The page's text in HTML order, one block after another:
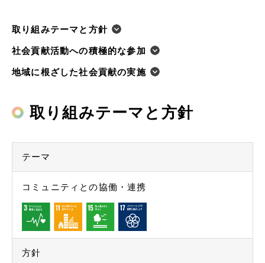
サステナビリティ
株主・投資家情報
English
お問い合わせ
取り組みテーマと⽅針
社会貢献活動への積極的な参加
地域に根ざした社会貢献の実施
取り組みテーマと⽅針
テーマ
コミュニティとの協働・連携
方針